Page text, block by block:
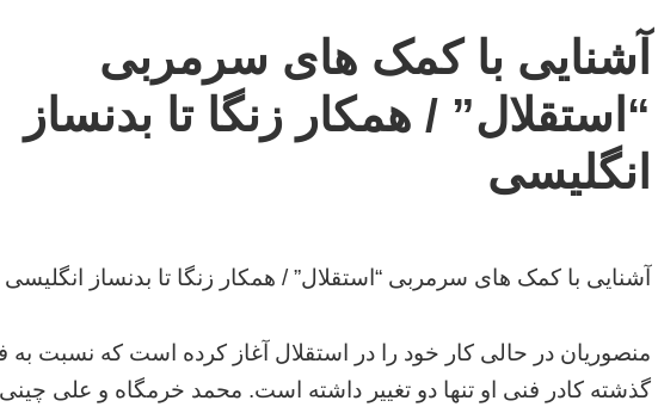
آشنایی با کمک های سرمربی
“استقلال” / همکار زنگا تا بدنساز
انگلیسی
آشنایی با کمک های سرمربی “استقلال” / همکار زنگا تا بدنساز انگلیسی
منصوریان در حالی کار خود را در استقلال آغاز کرده است که نسبت
گذشته کادر فنی او تنها دو تغییر داشته است. محمد خرمگاه و علی